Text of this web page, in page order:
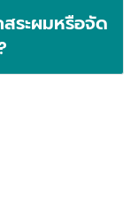
ระผมหรือจัด